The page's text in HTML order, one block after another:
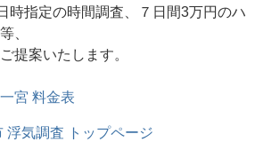
時指定の時間調査、７日間3万円のハ
、
提案いたします。
宮 料金表
浮気調査 トップページ